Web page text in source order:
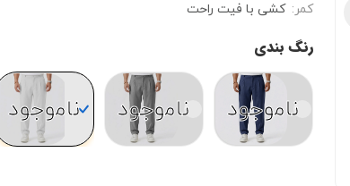
کمر: کشی با فیت راحت
رنگ بندی
ناموجود ناموجود ناموجود